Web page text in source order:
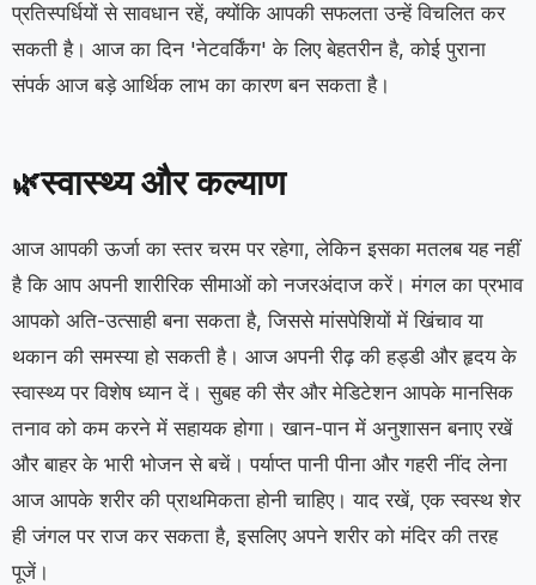
प्रतिस्पर्धियों से सावधान रहें, क्योंकि आपकी सफलता उन्हें विचलित कर
सकती है। आज का दिन 'नेटवर्किंग' के लिए बेहतरीन है, कोई पुराना
संपर्क आज बड़े आर्थिक लाभ का कारण बन सकता है।
🌿स्वास्थ्य और कल्याण
आज आपकी ऊर्जा का स्तर चरम पर रहेगा, लेकिन इसका मतलब यह नहीं
है कि आप अपनी शारीरिक सीमाओं को नजरअंदाज करें। मंगल का प्रभाव
आपको अति-उत्साही बना सकता है, जिससे मांसपेशियों में खिंचाव या
थकान की समस्या हो सकती है। आज अपनी रीढ़ की हड्डी और हृदय के
स्वास्थ्य पर विशेष ध्यान दें। सुबह की सैर और मेडिटेशन आपके मानसिक
तनाव को कम करने में सहायक होगा। खान-पान में अनुशासन बनाए रखें
और बाहर के भारी भोजन से बचें। पर्याप्त पानी पीना और गहरी नींद लेना
आज आपके शरीर की प्राथमिकता होनी चाहिए। याद रखें, एक स्वस्थ शेर
ही जंगल पर राज कर सकता है, इसलिए अपने शरीर को मंदिर की तरह
पूजें।